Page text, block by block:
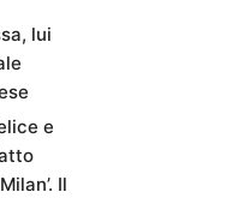
lui
e
Il